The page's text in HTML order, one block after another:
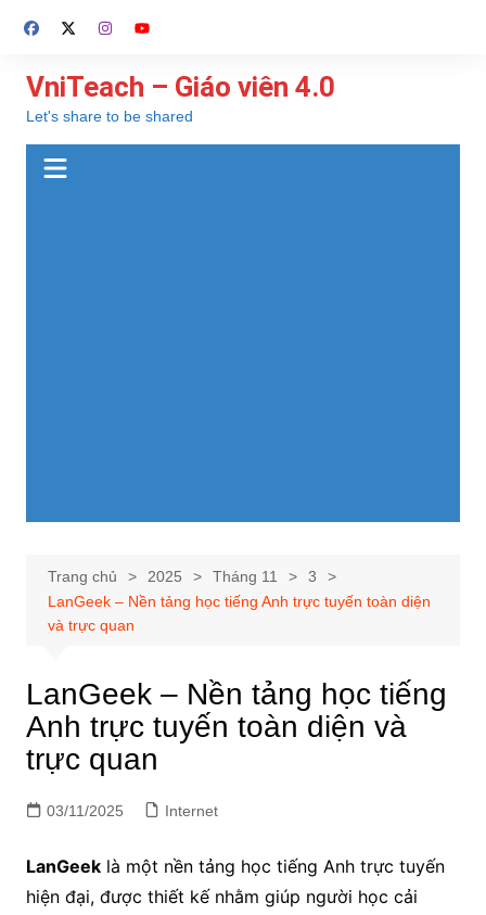
đến
dung
VniTeach – Giáo viên 4.0
Let's share to be shared
Trang chủ 2025 Tháng 11
3
LanGeek – Nền tảng học tiếng Anh trực tuyến toàn diện
và trực quan
LanGeek – Nền tảng học tiếng
Anh trực tuyến toàn diện và
trực quan
03/11/2025 Internet
LanGeeklà một nền tảng học tiếng Anh trực tuyến
hiện đại, được thiết kế nhằm giúp người học cải